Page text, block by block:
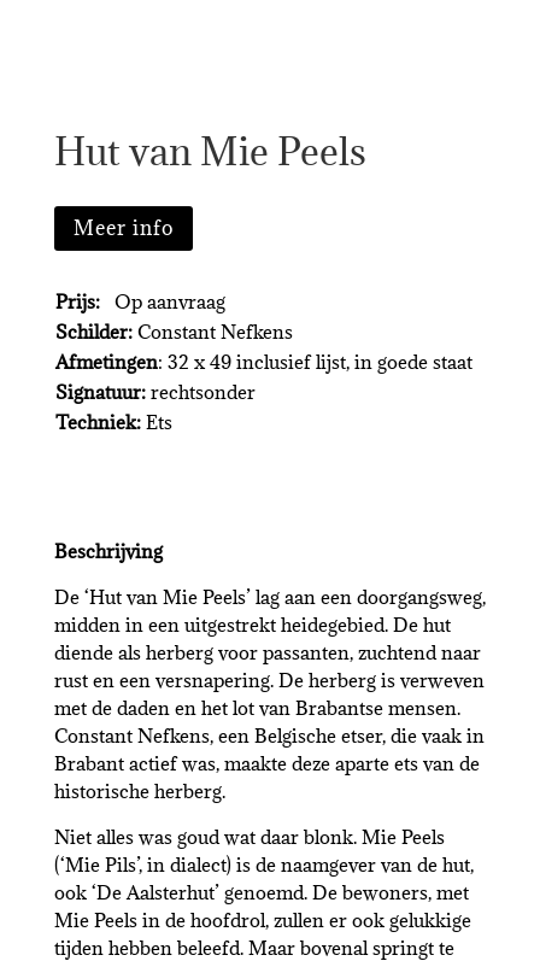
Hut van Mie Peels
Meer info
Prijs: Op aanvraag
Schilder: Constant Nefkens
Afmetingen: 32 x 49 inclusief lijst, in goede staat
Signatuur:rechtsonder
Techniek: Ets
Beschrijving
De ‘Hut van Mie Peels’ lag aan een doorgangsweg,
midden in een uitgestrekt heidegebied. De hut
diende als herberg voor passanten, zuchtend naar
rust en een versnapering. De herberg is verweven
met de daden en het lot van Brabantse mensen.
Constant Nefkens, een Belgische etser, die vaak in
Brabant actief was, maakte deze aparte ets van de
historische herberg.
Niet alles was goud wat daar blonk. Mie Peels
(‘Mie Pils’, in dialect) is de naamgever van de hut,
ook ‘De Aalsterhut’ genoemd. De bewoners, met
Mie Peels in de hoofdrol, zullen er ook gelukkige
tijden hebben beleefd. Maar bovenal springt te